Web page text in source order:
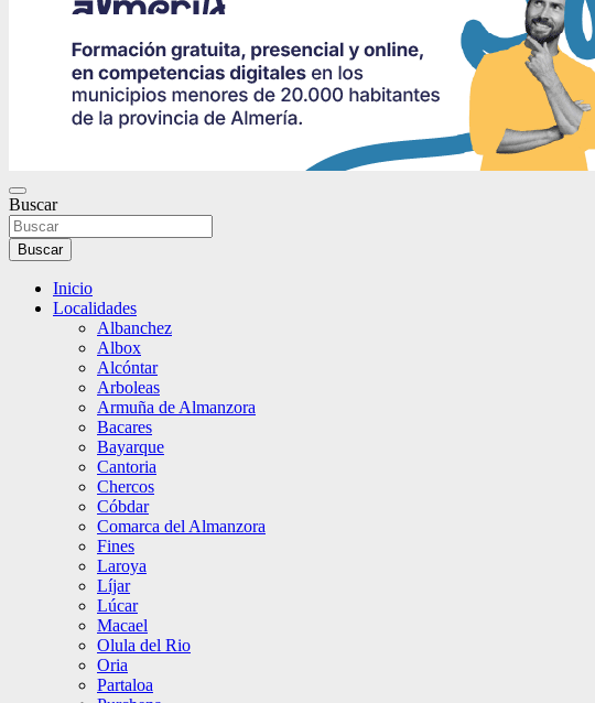
Buscar
Buscar
Inicio
Localidades
Albanchez
Albox
Alcóntar
Arboleas
Armuña de Almanzora
Bacares
Bayarque
Cantoria
Chercos
Cóbdar
Comarca del Almanzora
Fines
Laroya
Líjar
Lúcar
Macael
Olula del Rio
Oria
Partaloa